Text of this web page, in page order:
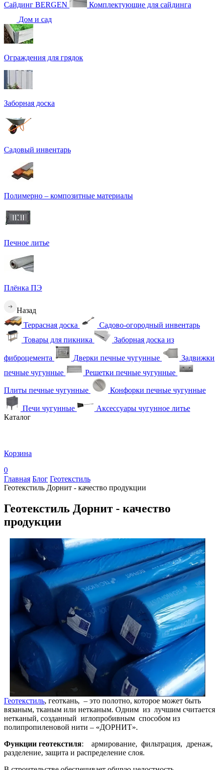
Сайдинг BERGEN
Комплектующие для сайдинга
Дом и сад
Ограждения для грядок
Заборная доска
Садовый инвентарь
Полимерно – композитные материалы
Печное литье
Плёнка ПЭ
Назад
Террасная доска
Садово-огородный инвентарь
Товары для пикника
Заборная доска из
фиброцемента Дверки печные чугунные
Задвижки
печные чугунные
Решетки печные чугунные
Плиты печные чугунные Конфорки печные чугунные
Печи чугунные
Аксессуары чугунное литье
Каталог
Корзина
0
Главная Блог Геотекстиль
Геотекстиль Дорнит - качество продукции
Геотекстиль Дорнит - качество
продукции
Геотекстиль, геоткань, – это полотно, которое может быть
вязаным, тканым или нетканым. Одним из лучшим считается
нетканый, созданный иглопробивным способом из
полипропиленовой нити – «ДОРНИТ».
Функции геотекстиля: армирование, фильтрация, дренаж,
разделение, защита и распределение слоя.